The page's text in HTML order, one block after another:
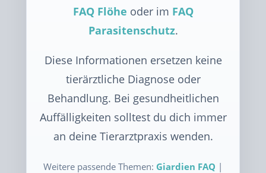
FAQ Flöhe oder im FAQ
Parasitenschutz.
Diese Informationen ersetzen keine
tierärztliche Diagnose oder
Behandlung. Bei gesundheitlichen
Auffälligkeiten solltest du dich immer
an deine Tierarztpraxis wenden.
Weitere passende Themen: Giardien FAQ |